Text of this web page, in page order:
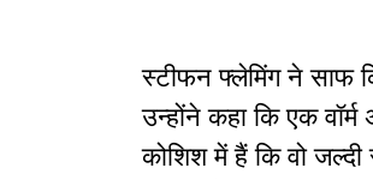
स्टीफन फ्लेमिंग ने साफ
उन्होंने कहा कि एक
कोशिश में हैं कि वो